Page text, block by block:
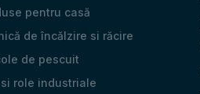
pentru casă
de încălzire si răcire
de pescuit
si role industriale